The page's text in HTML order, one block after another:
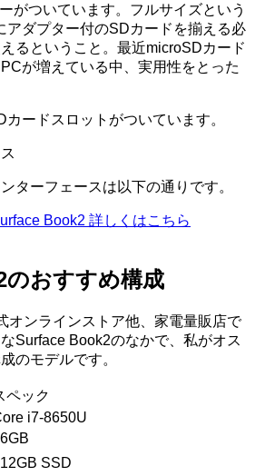
がついています。フルサイズという
アダプター付のSDカードを揃える必
るということ。最近microSDカード
が増えている中、実用性をとった
ードスロットがついています。
ターフェースは以下の通りです。
Book2 詳しくはこちら
おすすめ構成
オンラインストア他、家電量販店で
Surface Book2のなかで、私がオス
のモデルです。
ペック
i7-8650U
SSD